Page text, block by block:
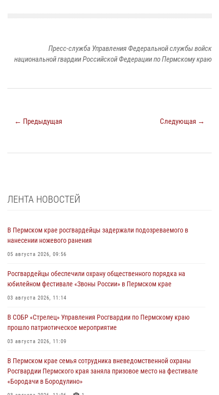
Пресс-служба Управления Федеральной службы войск
национальной гвардии Российской Федерации по Пермскому краю
← Предыдущая Следующая →
ЛЕНТА НОВОСТЕЙ
В Пермском крае росгвардейцы задержали подозреваемого в
нанесении ножевого ранения
05 августа 2026, 09:56
Росгвардейцы обеспечили охрану общественного порядка на
юбилейном фестивале «Звоны России» в Пермском крае
03 августа 2026, 11:14
В СОБР «Стрелец» Управления Росгвардии по Пермскому краю
прошло патриотическое мероприятие
03 августа 2026, 11:09
В Пермском крае семья сотрудника вневедомственной охраны
Росгвардии Пермского края заняла призовое место на фестивале
«Бородачи в Бородулино»